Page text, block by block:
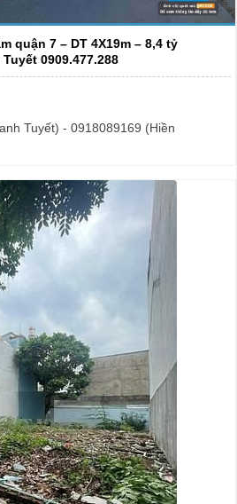
quận 7 – DT 4X19m – 8,4 tỷ
0909.477.288
Tuyết) - 0918089169 (Hiền